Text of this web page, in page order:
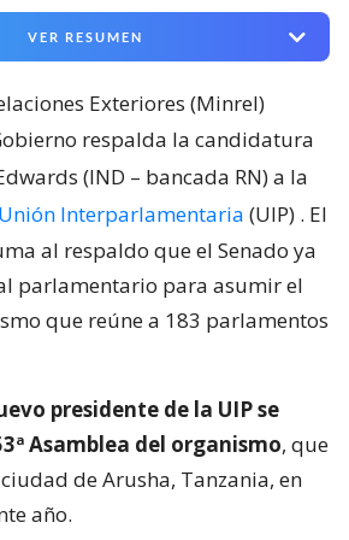
VER RESUMEN
Exteriores (Minrel)
respalda la candidatura
(IND – bancada RN) a la
Unión Interparlamentaria (UIP) . El
al respaldo que el Senado ya
parlamentario para asumir el
que reúne a 183 parlamentos
presidente de la UIP se
Asamblea del organismo, que
de Arusha, Tanzania, en
año.